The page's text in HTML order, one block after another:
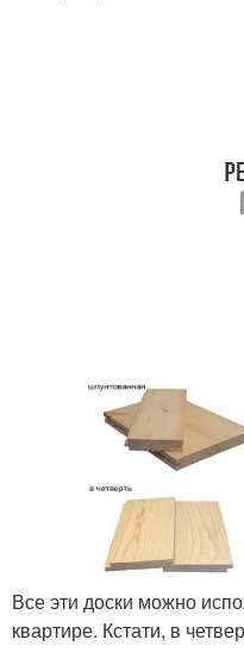
Все эти доски можно
квартире. Кстати, в